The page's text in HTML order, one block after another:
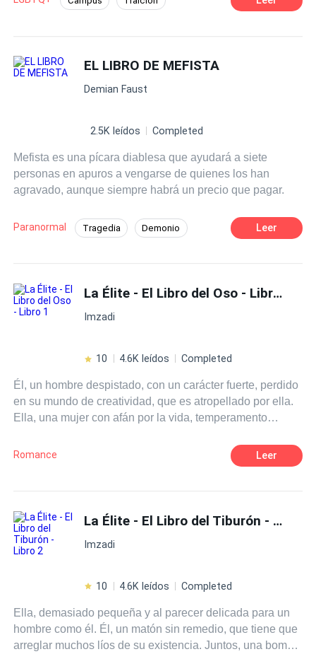
el corazón...
Kenneth Roth,ex líder de Alfaπ para ser el favorito de
POV en tercera persona Contemporánea
EL LIBRO DE MEFISTA
Demian Faust
2.5K leídos Completed
Mefista es una pícara diablesa que ayudará a siete
personas en apuros a vengarse de quienes los han
agravado, aunque siempre habrá un precio que pagar.
Paranormal Tragedia Demonio Leer
La Élite - El Libro del Oso - Libro 1
Imzadi
10 4.6K leídos Completed
Él, un hombre despistado, con un carácter fuerte, perdido
en su mundo de creatividad, que es atropellado por ella.
Ella, una mujer con afán por la vida, temperamento
quiere su futura pareja en ella. Una salvaje sin dirección.
¿Lograra él conocer a profundidad la mujer, que le arroya
cruzan, dando a sus mundos, el misterio suficiente para
lanzarse a recorrer los paradigmas de la sensualidad que
trae el BDSM.
Romance Leer
La Élite - El Libro del Tiburón - Libro 2
Imzadi
10 4.6K leídos Completed
Ella, demasiado pequeña y al parecer delicada para un
hombre como él. Él, un matón sin remedio, que tiene que
arreglar muchos líos de su existencia. Juntos, una bomba